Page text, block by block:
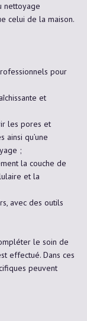
nettoyage
celui de la maison.
pour
et
les pores et
ainsi qu’une
;
la couche de
et la
avec des outils
le soin de
effectué. Dans ces
peuvent